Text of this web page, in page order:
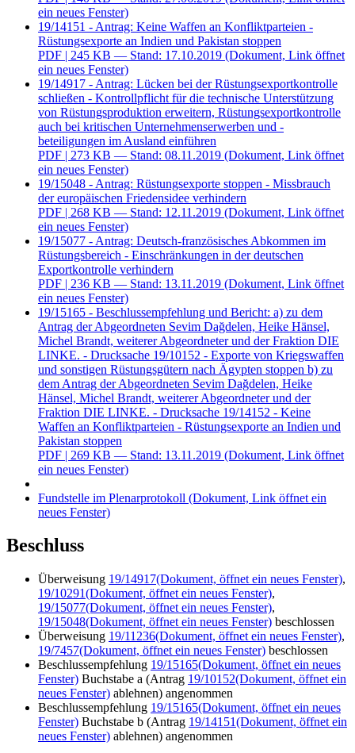
ein neues Fenster)
19/14151 - Antrag: Keine Waffen an Konfliktparteien -
Rüstungsexporte an Indien und Pakistan stoppen
PDF | 245 KB — Stand: 17.10.2019 (Dokument, Link öffnet
ein neues Fenster)
19/14917 - Antrag: Lücken bei der Rüstungsexportkontrolle
schließen - Kontrollpflicht für die technische Unterstützung
von Rüstungsproduktion erweitern, Rüstungsexportkontrolle
auch bei kritischen Unternehmenserwerben und -
beteiligungen im Ausland einführen
PDF | 273 KB — Stand: 08.11.2019 (Dokument, Link öffnet
ein neues Fenster)
19/15048 - Antrag: Rüstungsexporte stoppen - Missbrauch
der europäischen Friedensidee verhindern
PDF | 268 KB — Stand: 12.11.2019 (Dokument, Link öffnet
ein neues Fenster)
19/15077 - Antrag: Deutsch-französisches Abkommen im
Rüstungsbereich - Einschränkungen in der deutschen
Exportkontrolle verhindern
PDF | 236 KB — Stand: 13.11.2019 (Dokument, Link öffnet
ein neues Fenster)
19/15165 - Beschlussempfehlung und Bericht: a) zu dem
Antrag der Abgeordneten Sevim Dağdelen, Heike Hänsel,
Michel Brandt, weiterer Abgeordneter und der Fraktion DIE
LINKE. - Drucksache 19/10152 - Exporte von Kriegswaffen
und sonstigen Rüstungsgütern nach Ägypten stoppen b) zu
dem Antrag der Abgeordneten Sevim Dağdelen, Heike
Hänsel, Michel Brandt, weiterer Abgeordneter und der
Fraktion DIE LINKE. - Drucksache 19/14152 - Keine
Waffen an Konfliktparteien - Rüstungsexporte an Indien und
Pakistan stoppen
PDF | 269 KB — Stand: 13.11.2019 (Dokument, Link öffnet
ein neues Fenster)
Fundstelle im Plenarprotokoll (Dokument, Link öffnet ein
neues Fenster)
Beschluss
Überweisung 19/14917(Dokument, öffnet ein neues Fenster),
19/10291(Dokument, öffnet ein neues Fenster),
19/15077(Dokument, öffnet ein neues Fenster),
19/15048(Dokument, öffnet ein neues Fenster) beschlossen
Überweisung 19/11236(Dokument, öffnet ein neues Fenster),
19/7457(Dokument, öffnet ein neues Fenster) beschlossen
Beschlussempfehlung 19/15165(Dokument, öffnet ein neues
Fenster) Buchstabe a (Antrag 19/10152(Dokument, öffnet ein
neues Fenster) ablehnen) angenommen
Beschlussempfehlung 19/15165(Dokument, öffnet ein neues
Fenster) Buchstabe b (Antrag 19/14151(Dokument, öffnet ein
neues Fenster) ablehnen) angenommen